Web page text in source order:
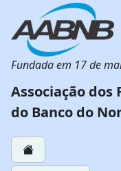
Fundada em 17 de
Associação
do Banco do